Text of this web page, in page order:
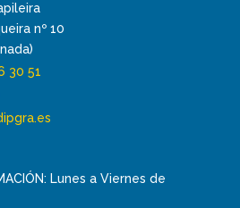
nº 10
30 51
Lunes a Viernes de